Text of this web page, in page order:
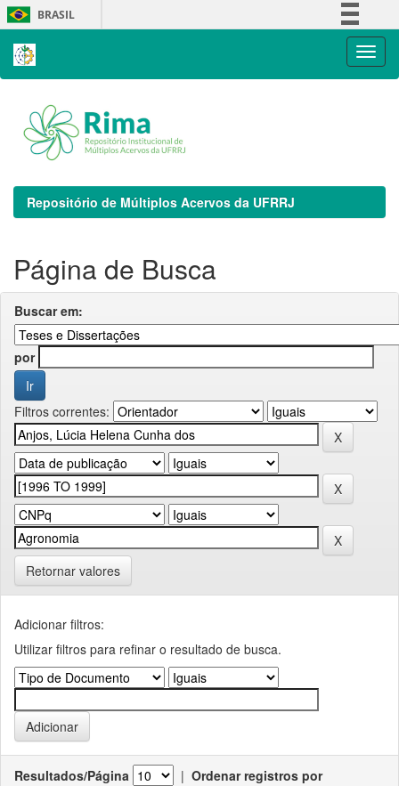
Skip
navigation
BRASIL
Repositório de Múltiplos Acervos da UFRRJ
Página de Busca
Buscar em:
por
Filtros correntes:
Retornar valores
Adicionar filtros:
Utilizar filtros para refinar o resultado de busca.
Resultados/Página | Ordenar registros por